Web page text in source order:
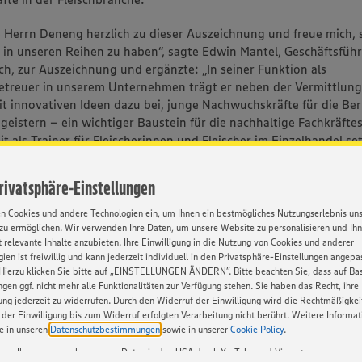
Einstellungen
Cookies und andere Technologien ein, um Ihnen ein bestmögliches Nutzungserlebnis
ermöglichen. Wir verwenden Ihre Daten, um unsere Website zu personalisieren und
relevante Inhalte anzubieten. Ihre Einwilligung in die Nutzung von Cookies und anderer
ist freiwillig und kann jederzeit individuell in den Privatsphäre-Einstellungen
klicken Sie bitte auf „EINSTELLUNGEN ÄNDERN”. Bitte beachten Sie, dass auf
ggf. nicht mehr alle Funktionalitäten zur Verfügung stehen. Sie haben das Recht, ihre
jederzeit zu widerrufen. Durch den Widerruf der Einwilligung wird die
Einwilligung bis zum Widerruf erfolgten Verarbeitung nicht berührt. Weitere
in unseren Datenschutzbestimmungen sowie in unserer Cookie Policy.
Ihrer personenbezogenen Daten in den USA durch YouTube und Vimeo:
Herrn Deneng herzlich zu dieser Auszeichnung und freue mich,
unseren Reihen zu haben“, sagte Edwin Mantel,
zur Auszeichnung und ergänzte: „In seiner Funktion als
in unserem Unternehmen trägt er neben der
innovativen Ideen dazu bei, junge Nachwuchskräfte für die
– ein wichtiger Baustein für die nachhaltige
als Trainer für Fleischerinnen und Fleischer im Einzelhandel
auf eine verbesserte Nutzung digitaler Medien, um das
auch für die jüngere Generation attraktiver zu machen. So
Tool zur Verbesserung der Feedbackkultur während der
im Produktionsbereich über digitale Kanäle besser
Herr Deneng für seine Weiterbildung zum Fleischermeister
in der Fleischwirtschaft
der Fleischwirtschaft wird in diesem Jahr zum zwölften Mal
Industrie, Handel und Handwerk verliehen. Die
wie vielfältig die beruflichen Wege sein können und
für junge Nachwuchskräfte bieten. Bei EDEKA Südwest